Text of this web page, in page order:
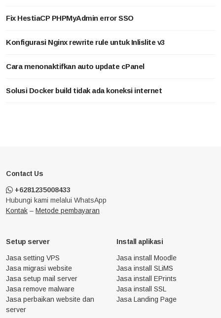
Fix HestiaCP PHPMyAdmin error SSO
Konfigurasi Nginx rewrite rule untuk Inlislite v3
Cara menonaktifkan auto update cPanel
Solusi Docker build tidak ada koneksi internet
Contact Us
+6281235008433
Hubungi kami melalui WhatsApp
Kontak – Metode pembayaran
Setup server
Jasa setting VPS
Jasa migrasi website
Jasa setup mail server
Jasa remove malware
Jasa perbaikan website dan
server
Install aplikasi
Jasa install Moodle
Jasa install SLiMS
Jasa install EPrints
Jasa install SSL
Jasa Landing Page